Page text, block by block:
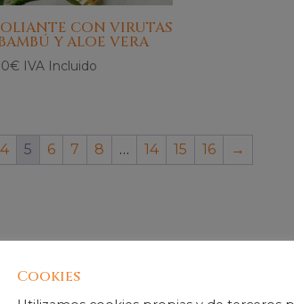
CON VIRUTAS
Y ALOE VERA
€ IVA Incluido
4 5 6 7 8 … 14 15 16 →
Cookies